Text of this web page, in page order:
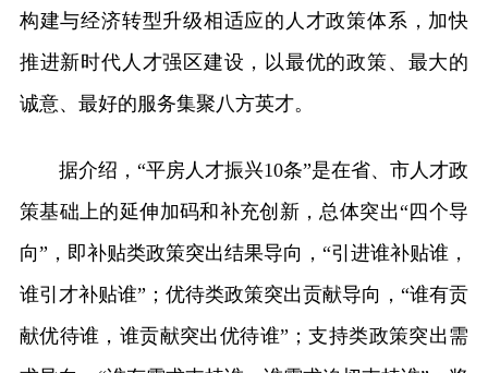
构建与经济转型升级相适应的人才政策体系，加快
推进新时代人才强区建设，以最优的政策、最大的
诚意、最好的服务集聚八方英才。
据介绍，“平房人才振兴10条”是在省、市人才政
策基础上的延伸加码和补充创新，总体突出“四个导
向”，即补贴类政策突出结果导向，“引进谁补贴谁，
谁引才补贴谁”；优待类政策突出贡献导向，“谁有贡
献优待谁，谁贡献突出优待谁”；支持类政策突出需